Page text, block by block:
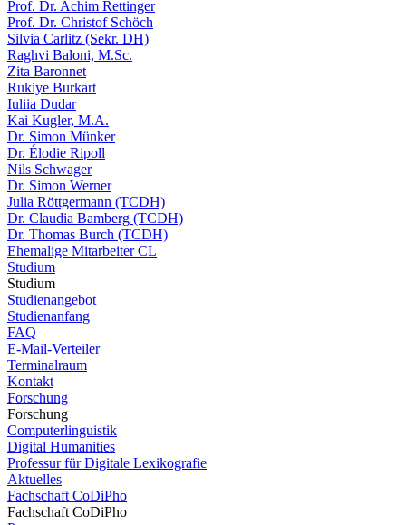
Prof. Dr. Achim Rettinger
Prof. Dr. Christof Schöch
Silvia Carlitz (Sekr. DH)
Raghvi Baloni, M.Sc.
Zita Baronnet
Rukiye Burkart
Iuliia Dudar
Kai Kugler, M.A.
Dr. Simon Münker
Dr. Élodie Ripoll
Nils Schwager
Dr. Simon Werner
Julia Röttgermann (TCDH)
Dr. Claudia Bamberg (TCDH)
Dr. Thomas Burch (TCDH)
Ehemalige Mitarbeiter CL
Studium
Studium
Studienangebot
Studienanfang
FAQ
E-Mail-Verteiler
Terminalraum
Kontakt
Forschung
Forschung
Computerlinguistik
Digital Humanities
Professur für Digitale Lexikografie
Aktuelles
Fachschaft CoDiPho
Fachschaft CoDiPho